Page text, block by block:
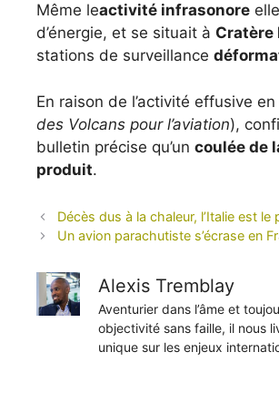
Même leactivité infrasonore
d’énergie, et se situait à Cratère
stations de surveillance
En raison de l’activité effusive
des Volcans pour l’aviation),
bulletin précise qu’un coulée de
produit.
Décès dus à la chaleur, l’Italie est
Un avion parachutiste s’écrase en
Alexis Tremblay
Aventurier dans l’âme et
objectivité sans faille, il nous
unique sur les enjeux